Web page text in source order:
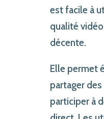
est facile à
qualité
décente.
Elle permet
partager
participer à